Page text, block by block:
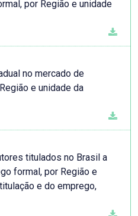
por Região e unidade
no mercado de
e unidade da
titulados no Brasil a
formal, por Região e
e do emprego,